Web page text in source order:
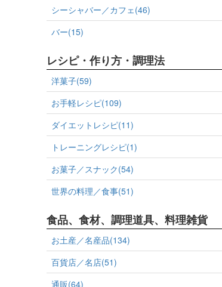
シーシャバー／カフェ(46)
バー(15)
レシピ・作り方・調理法
洋菓子(59)
お手軽レシピ(109)
ダイエットレシピ(11)
トレーニングレシピ(1)
お菓子／スナック(54)
世界の料理／食事(51)
食品、食材、調理道具、料理雑貨
お土産／名産品(134)
百貨店／名店(51)
通販(64)